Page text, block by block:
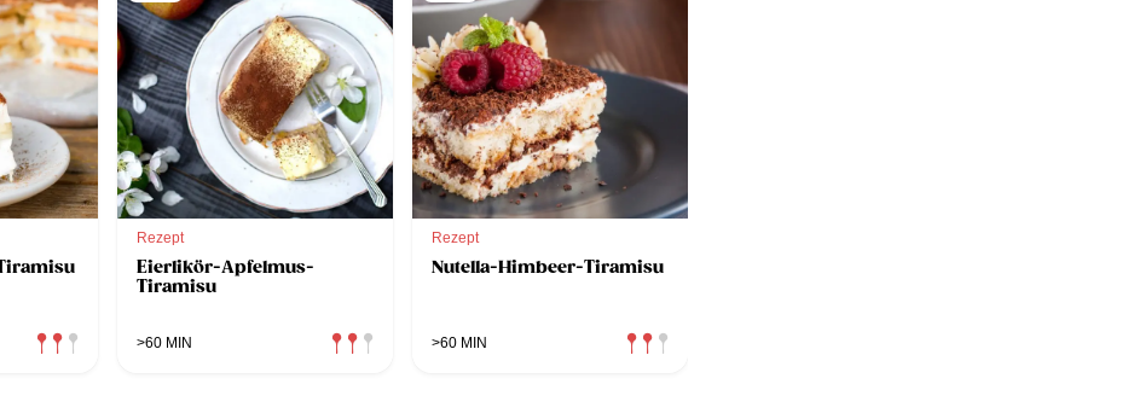
Rezept
Eierlikör-Apfelmus-
Tiramisu
>60 MIN
Rezept
Nutella-Himbeer-Tiramisu
>60 MIN